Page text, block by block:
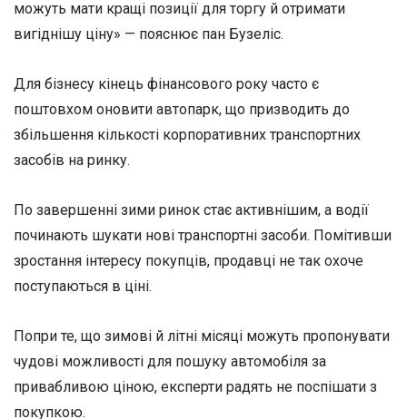
можуть мати кращі позиції для торгу й отримати
вигіднішу ціну» — пояснює пан Бузеліс.
Для бізнесу кінець фінансового року часто є
поштовхом оновити автопарк, що призводить до
збільшення кількості корпоративних транспортних
засобів на ринку.
По завершенні зими ринок стає активнішим, а водії
починають шукати нові транспортні засоби. Помітивши
зростання інтересу покупців, продавці не так охоче
поступаються в ціні.
Попри те, що зимові й літні місяці можуть пропонувати
чудові можливості для пошуку автомобіля за
привабливою ціною, експерти радять не поспішати з
покупкою.